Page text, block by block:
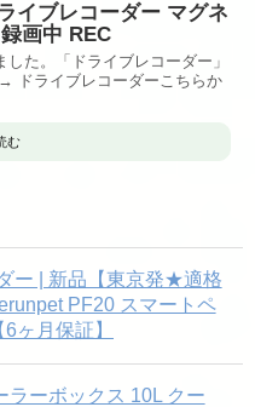
イブレコーダー マグネ
画中 REC
た。「ドライブレコーダー」
ドライブレコーダーこちらか
む
ー | 新品【東京発★適格
PF20 スマートペ
ヶ月保証】
ラーボックス 10L クー